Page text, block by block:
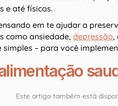
e até físicos.
em te ajudar a
como ansiedade, depressão,
– para você
Este artigo também está